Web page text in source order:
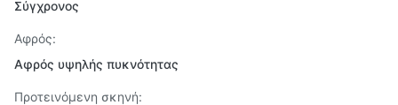
Σύγχρονος
Αφρός:
Αφρός υψηλής πυκνότητας
Προτεινόμενη σκηνή: